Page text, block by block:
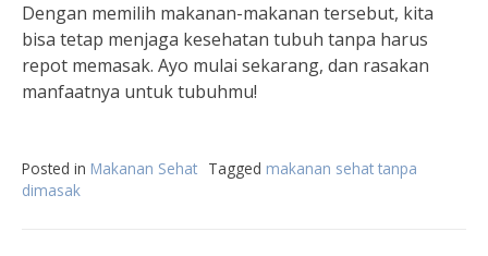
Dengan memilih makanan-makanan tersebut, kita
bisa tetap menjaga kesehatan tubuh tanpa harus
repot memasak. Ayo mulai sekarang, dan rasakan
manfaatnya untuk tubuhmu!
Posted in Makanan Sehat Tagged makanan sehat tanpa
dimasak